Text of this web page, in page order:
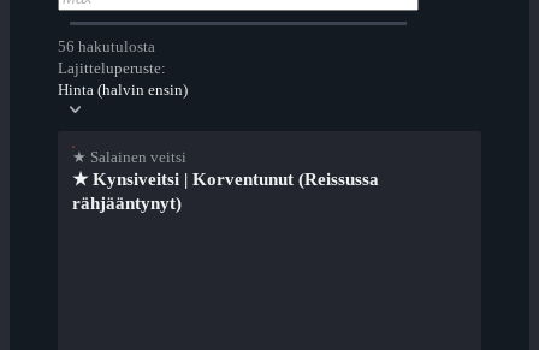
56 hakutulosta
Lajitteluperuste:
Hinta (halvin ensin)
★ Salainen veitsi
★ Kynsiveitsi | Korventunut (Reissussa
rähjääntynyt)